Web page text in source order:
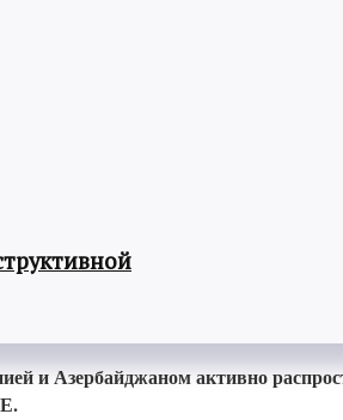
и Азербайджаном активно